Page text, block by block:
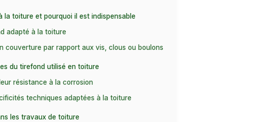
la toiture et pourquoi il est indispensable
adapté à la toiture
couverture par rapport aux vis, clous ou boulons
du tirefond utilisé en toiture
résistance à la corrosion
techniques adaptées à la toiture
les travaux de toiture